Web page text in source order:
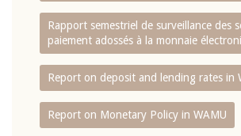
Rapport semestriel de surveillance des
paiement adossés à la monnaie
Report on deposit and lending rates in
Report on Monetary Policy in WAMU